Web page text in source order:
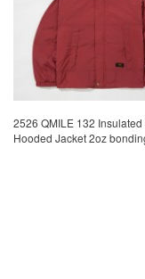
2526 QMILE 132 Insulated
Hooded Jacket 2oz